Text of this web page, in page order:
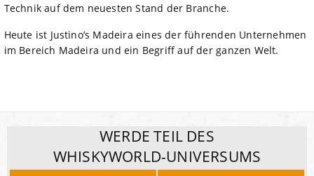
Technik auf dem neuesten Stand der Branche.
Heute ist Justino’s Madeira eines der führenden Unternehmen
im Bereich Madeira und ein Begriff auf der ganzen Welt.
WERDE TEIL DES
WHISKYWORLD-UNIVERSUMS